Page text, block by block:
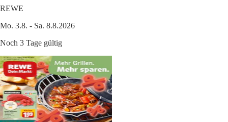
REWE
Mo. 3.8. - Sa. 8.8.2026
Noch 3 Tage gültig